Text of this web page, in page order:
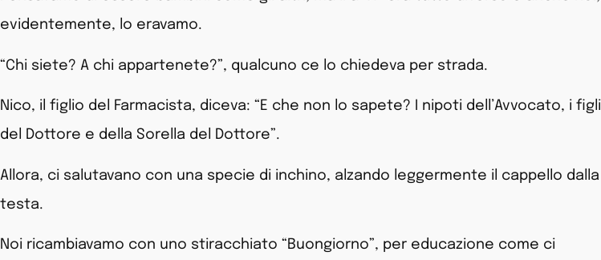
evidentemente, lo eravamo.
“Chi siete? A chi appartenete?”, qualcuno ce lo chiedeva per strada.
Nico, il figlio del Farmacista, diceva: “E che non lo sapete? I nipoti dell’Avvocato, i figli
del Dottore e della Sorella del Dottore”.
Allora, ci salutavano con una specie di inchino, alzando leggermente il cappello dalla
testa.
Noi ricambiavamo con uno stiracchiato “Buongiorno”, per educazione come ci